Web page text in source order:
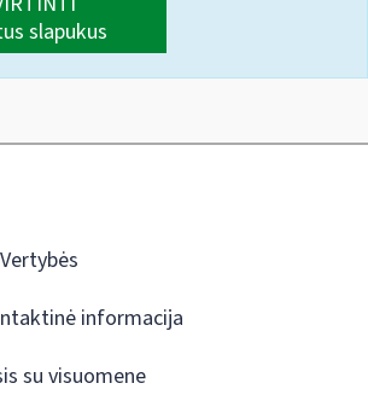
slapukus
informacija
su visuomene